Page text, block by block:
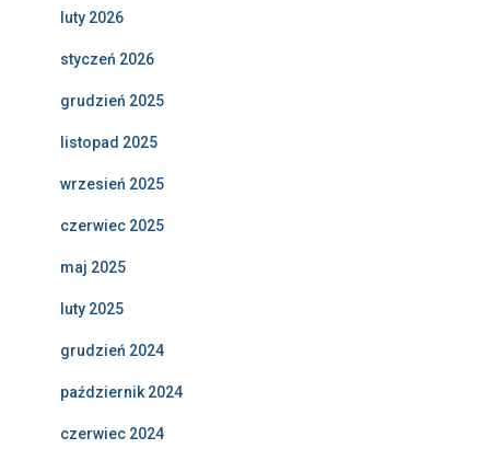
luty 2026
styczeń 2026
grudzień 2025
listopad 2025
wrzesień 2025
czerwiec 2025
maj 2025
luty 2025
grudzień 2024
październik 2024
czerwiec 2024